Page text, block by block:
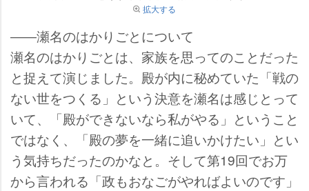
拡大する
――瀬名のはかりごとについて
瀬名のはかりごとは、家族を思ってのことだった
と捉えて演じました。殿が内に秘めていた「戦の
ない世をつくる」という決意を瀬名は感じとって
いて、「殿ができないなら私がやる」ということ
ではなく、「殿の夢を一緒に追いかけたい」とい
う気持ちだったのかなと。そして第19回でお万
から言われる「政もおなごがやればよいのです」